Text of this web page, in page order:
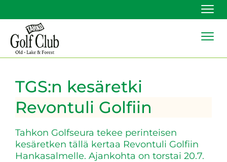
TGS:n kesäretki
Revontuli Golfiin
Tahkon Golfseura tekee perinteisen
kesäretken tällä kertaa Revontuli Golfiin
Hankasalmelle. Ajankohta on torstai 20.7.